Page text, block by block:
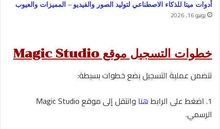
أدوات ميتا للذكاء الاصطناعي لتوليد الصور والفيديو – المميزات والعيوب
يونيو 16, 2026
خطوات التسجيل موقع Magic Studio
تتضمن عملية التسجيل بضع خطوات بسيطة:
1. اضغط على الرابط
هنا
وانتقل إلى موقع Magic Studio
الرسمي.